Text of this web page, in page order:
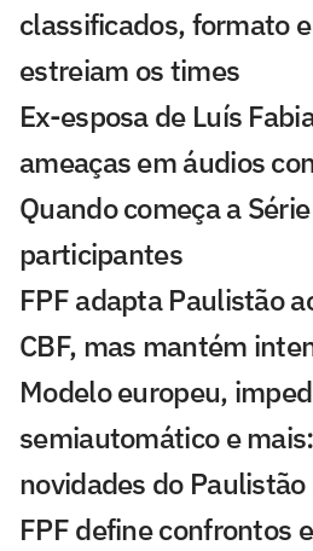
classificados, formato
estreiam os times
Ex-esposa de Luís
ameaças em áudios
Quando começa a
participantes
FPF adapta Paulistão
CBF, mas mantém
Modelo europeu,
semiautomático e
novidades do
FPF define confrontos